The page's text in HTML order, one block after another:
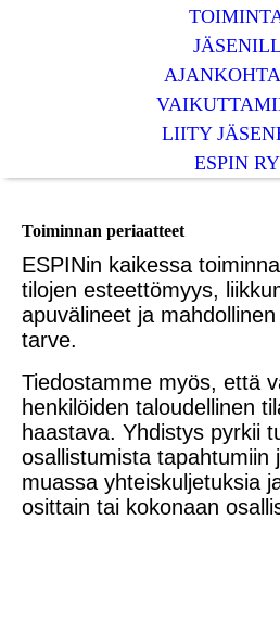
LIITY
ESPIN RY
Toiminnan periaatteet
ESPINin kaikessa
tilojen esteettömyys,
apuvälineet ja
tarve.
Tiedostamme myös, että
henkilöiden taloudellinen
haastava. Yhdistys pyrkii
osallistumista tapahtumiin
muassa yhteiskuljetuksia
osittain tai kokonaan